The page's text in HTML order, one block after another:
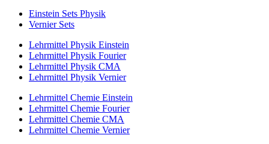
Einstein Sets Physik
Vernier Sets
Lehrmittel Physik Einstein
Lehrmittel Physik Fourier
Lehrmittel Physik CMA
Lehrmittel Physik Vernier
Lehrmittel Chemie Einstein
Lehrmittel Chemie Fourier
Lehrmittel Chemie CMA
Lehrmittel Chemie Vernier